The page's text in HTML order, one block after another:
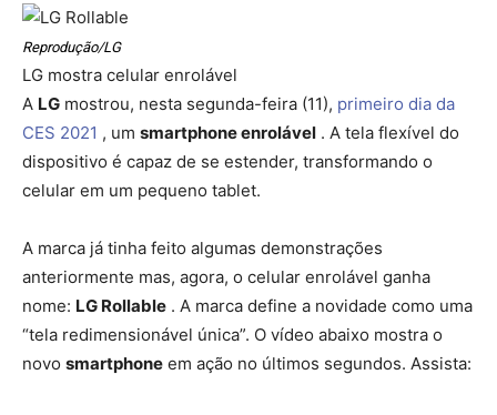
Reprodução/LG
LG mostra celular enrolável
A LG mostrou, nesta segunda-feira (11), primeiro dia da
CES 2021 , um smartphone enrolável . A tela flexível do
dispositivo é capaz de se estender, transformando o
celular em um pequeno tablet.
A marca já tinha feito algumas demonstrações
anteriormente mas, agora, o celular enrolável ganha
nome: LG Rollable . A marca define a novidade como uma
“tela redimensionável única”. O vídeo abaixo mostra o
novo smartphone em ação no últimos segundos. Assista: